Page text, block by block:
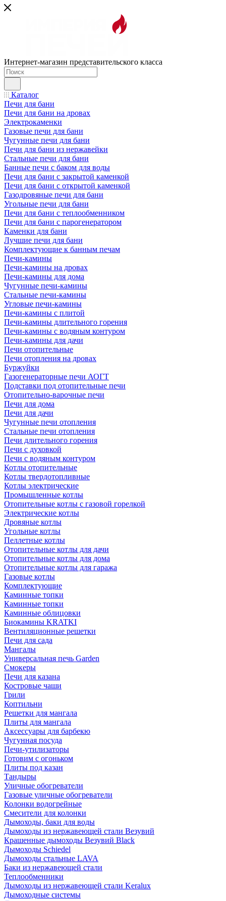
Интернет-магазин представительского класса
Каталог
Печи для бани
Печи для бани на дровах
Электрокаменки
Газовые печи для бани
Чугунные печи для бани
Печи для бани из нержавейки
Стальные печи для бани
Банные печи с баком для воды
Печи для бани с закрытой каменкой
Печи для бани с открытой каменкой
Газодровяные печи для бани
Угольные печи для бани
Печи для бани с теплообменником
Печи для бани с парогенератором
Каменки для бани
Лучшие печи для бани
Комплектующие к банным печам
Печи-камины
Печи-камины на дровах
Печи-камины для дома
Чугунные печи-камины
Стальные печи-камины
Угловые печи-камины
Печи-камины с плитой
Печи-камины длительного горения
Печи-камины с водяным контуром
Печи-камины для дачи
Печи отопительные
Печи отопления на дровах
Буржуйки
Газогенераторные печи АОГТ
Подставки под отопительные печи
Отопительно-варочные печи
Печи для дома
Печи для дачи
Чугунные печи отопления
Стальные печи отопления
Печи длительного горения
Печи с духовкой
Печи с водяным контуром
Котлы отопительные
Котлы твердотопливные
Котлы электрические
Промышленные котлы
Отопительные котлы с газовой горелкой
Электрические котлы
Дровяные котлы
Угольные котлы
Пеллетные котлы
Отопительные котлы для дачи
Отопительные котлы для дома
Отопительные котлы для гаража
Газовые котлы
Комплектующие
Каминные топки
Каминные топки
Каминные облицовки
Биокамины KRATKI
Вентиляционные решетки
Печи для сада
Мангалы
Универсальная печь Garden
Смокеры
Печи для казана
Костровые чаши
Грили
Коптильни
Решетки для мангала
Плиты для мангала
Аксессуары для барбекю
Чугунная посуда
Печи-утилизаторы
Готовим с огоньком
Плиты под казан
Тандыры
Уличные обогреватели
Газовые уличные обогреватели
Колонки водогрейные
Смесители для колонки
Дымоходы, баки для воды
Дымоходы из нержавеющей стали Везувий
Крашенные дымоходы Везувий Black
Дымоходы Schiedel
Дымоходы стальные LAVA
Баки из нержавеющей стали
Теплообменники
Дымоходы из нержавеющей стали Keralux
Дымоходные системы